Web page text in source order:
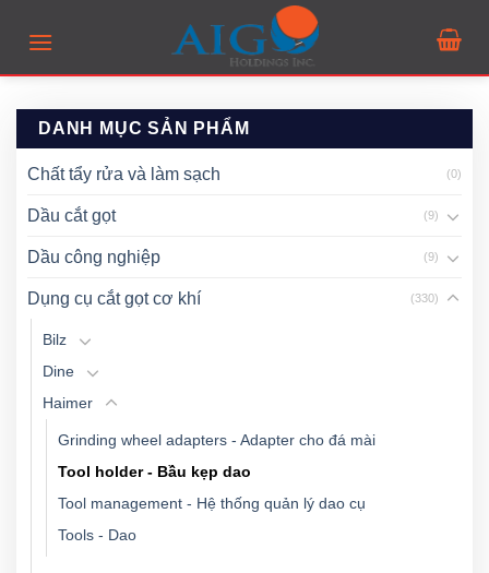
DANH MỤC SẢN PHẨM
Chất tẩy rửa và làm sạch (0)
Dầu cắt gọt (9)
Dầu công nghiệp (9)
Dụng cụ cắt gọt cơ khí (330)
Bilz
Dine
Haimer
Grinding wheel adapters - Adapter cho đá mài
Tool holder - Bầu kẹp dao
Tool management - Hệ thống quản lý dao cụ
Tools - Dao